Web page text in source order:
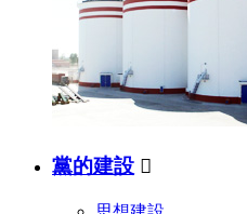
黨的建設 